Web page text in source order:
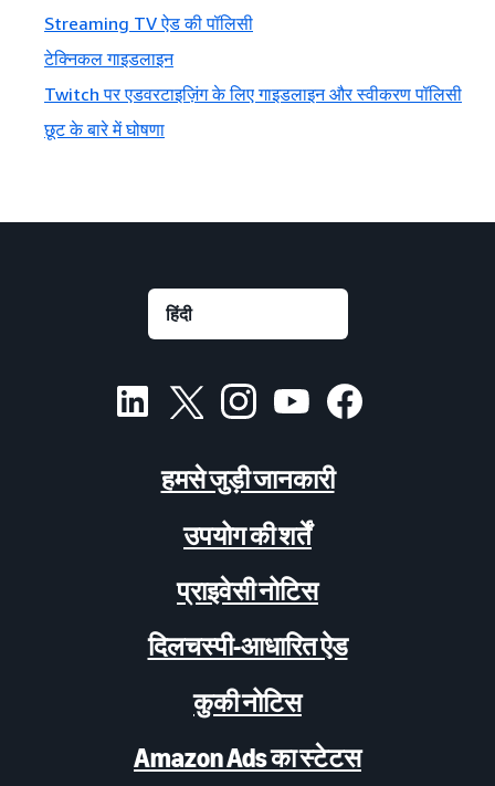
Streaming TV ऐड की पॉलिसी
टेक्निकल गाइडलाइन
Twitch पर एडवरटाइज़िंग के लिए गाइडलाइन और स्वीकरण पॉलिसी
छूट के बारे में घोषणा
हमसे जुड़ी जानकारी
उपयोग की शर्तें
प्राइवेसी नोटिस
दिलचस्पी-आधारित ऐड
कुकी नोटिस
Amazon Ads का स्टेटस